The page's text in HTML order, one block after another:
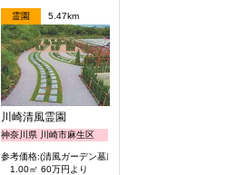
霊園 5.47km
川崎清風霊園
神奈川県 川崎市麻生区
参考価格:(清風ガーデン墓所)
1.00㎡ 60万円より